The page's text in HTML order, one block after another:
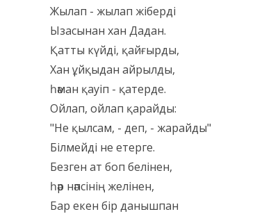
Жылап - жылап жіберді
Ызасынан хан Дадан.
Қатты күйді, қайғырды,
Хан ұйқыдан айрылды,
һәман қауіп - қатерде.
Ойлап, ойлап қарайды:
"Не қылсам, - деп, - жарайды"
Білмейді не етерге.
Безген ат боп белінен,
һәр нәпсінің желінен,
Бар екен бір данышпан